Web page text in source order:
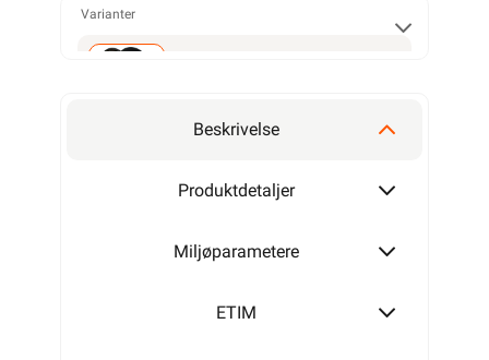
Varianter
100m
Beskrivelse
Produktdetaljer
Miljøparametere
ETIM